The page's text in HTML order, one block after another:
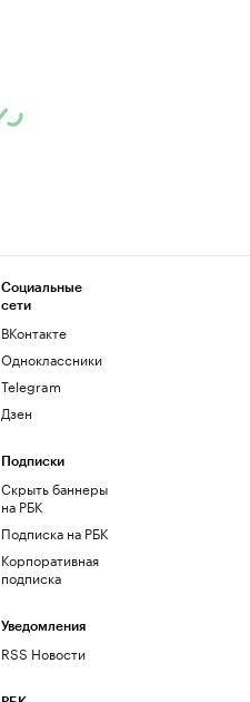
Социальные
сети
ВКонтакте
Одноклассники
Telegram
Дзен
Подписки
Скрыть баннеры
на РБК
Подписка на РБК
Корпоративная
подписка
Уведомления
RSS Новости